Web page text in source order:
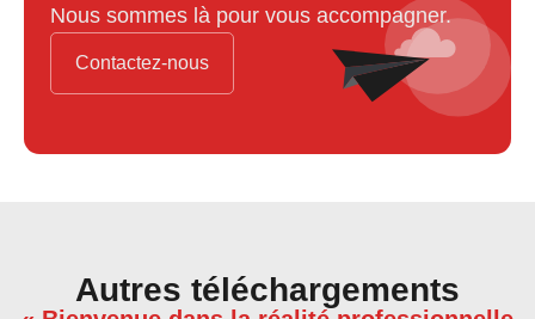
Nous sommes là pour vous accompagner.
Contactez-nous
Autres téléchargements